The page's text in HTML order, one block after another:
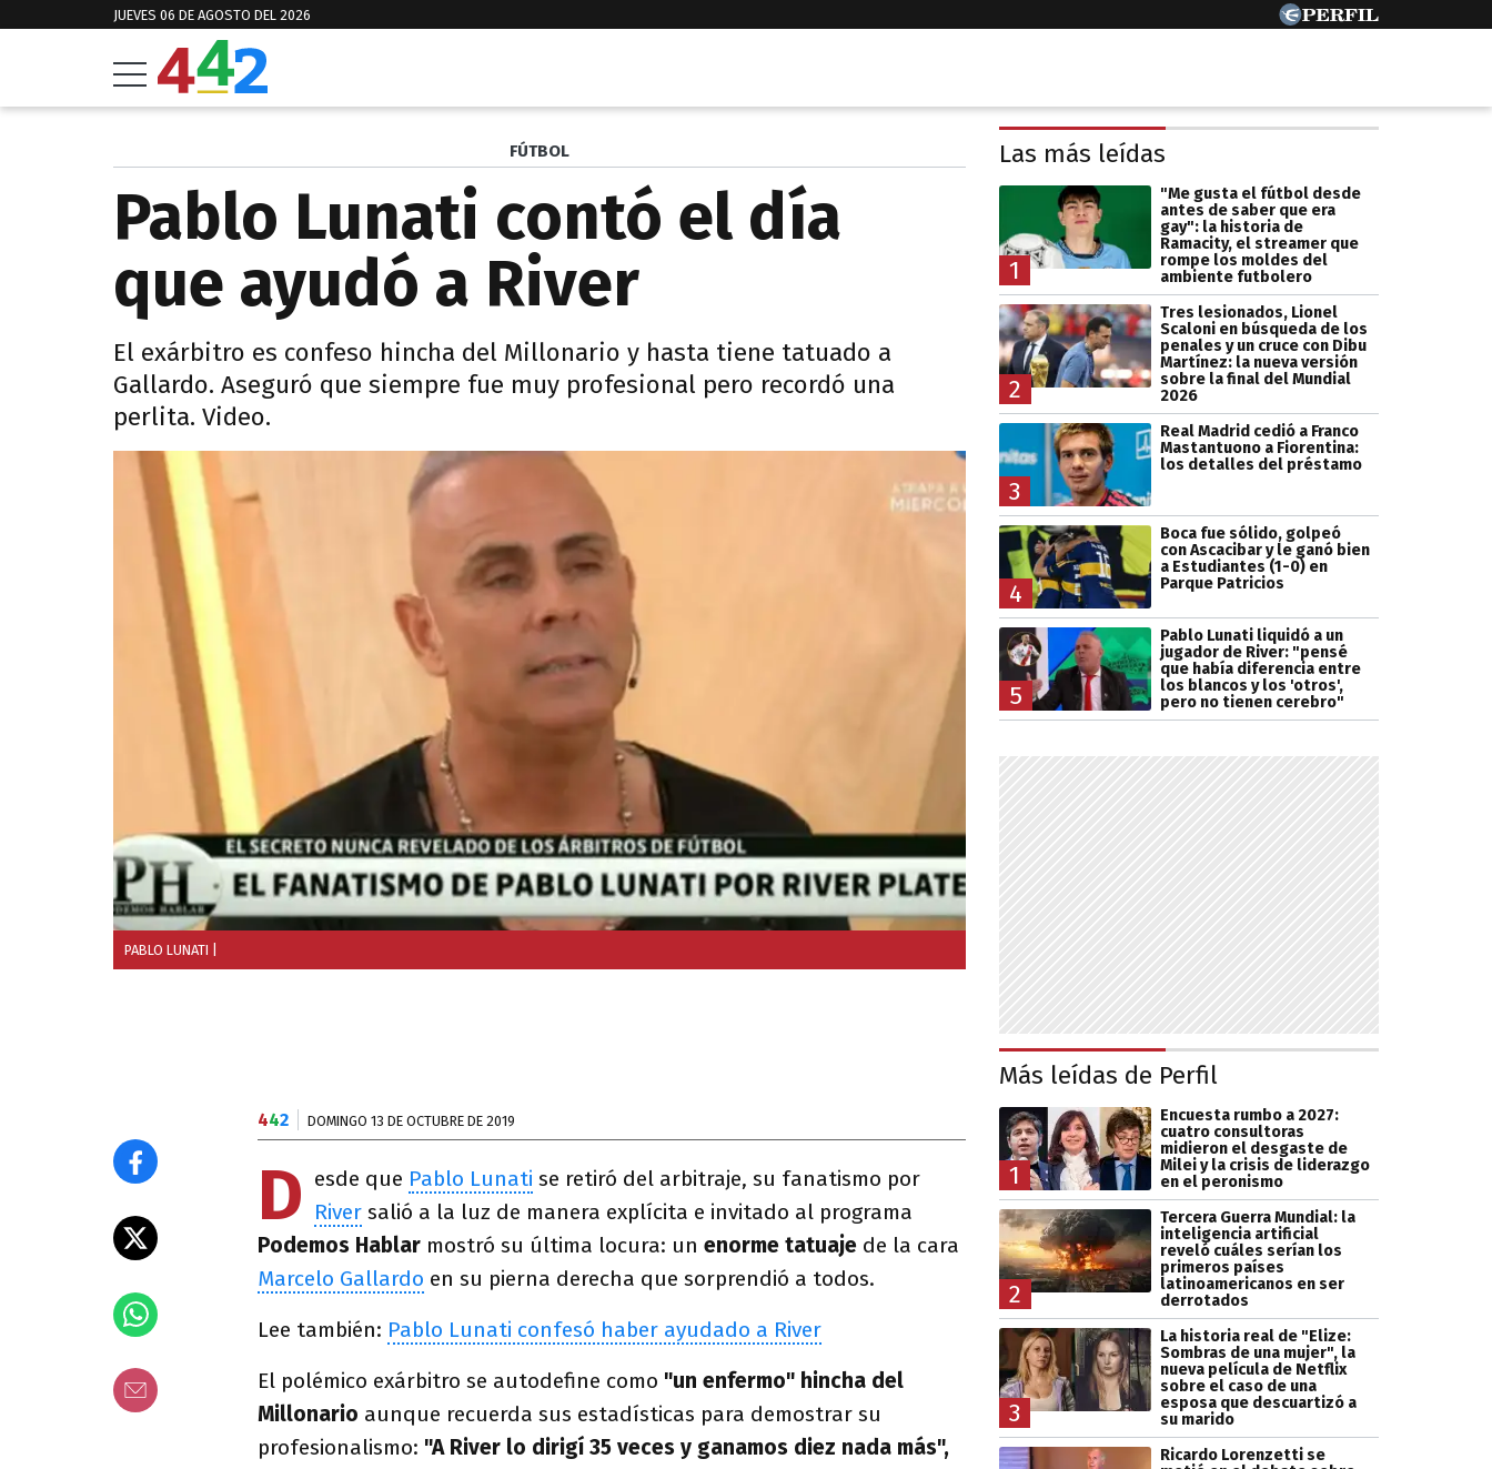
JUEVES 06 DE AGOSTO DEL 2026
FÚTBOL
Pablo Lunati contó el día
que ayudó a River
El exárbitro es confeso hincha del Millonario y hasta tiene tatuado a
Gallardo. Aseguró que siempre fue muy profesional pero recordó una
perlita. Video.
PABLO LUNATI
442 DOMINGO 13 DE OCTUBRE DE 2019
D esde que Pablo Lunati se retiró del arbitraje, su fanatismo por
River salió a la luz de manera explícita e invitado al programa
Podemos Hablar mostró su última locura: un enorme tatuaje de la cara
Marcelo Gallardo en su pierna derecha que sorprendió a todos.
Lee también: Pablo Lunati confesó haber ayudado a River
El polémico exárbitro se autodefine como "un enfermo" hincha del
Millonario aunque recuerda sus estadísticas para demostrar su
profesionalismo: "A River lo dirigí 35 veces y ganamos diez nada más",
Las más leídas
1
"Me gusta el fútbol desde
antes de saber que era
gay": la historia de
Ramacity, el streamer que
rompe los moldes del
ambiente futbolero
2
Tres lesionados, Lionel
Scaloni en búsqueda de los
penales y un cruce con Dibu
Martínez: la nueva versión
sobre la final del Mundial
2026
3
Real Madrid cedió a Franco
Mastantuono a Fiorentina:
los detalles del préstamo
4
Boca fue sólido, golpeó
con Ascacibar y le ganó bien
a Estudiantes (1-0) en
Parque Patricios
5
Pablo Lunati liquidó a un
jugador de River: "pensé
que había diferencia entre
los blancos y los 'otros',
pero no tienen cerebro"
Más leídas de Perfil
1
Encuesta rumbo a 2027:
cuatro consultoras
midieron el desgaste de
Milei y la crisis de liderazgo
en el peronismo
2
Tercera Guerra Mundial: la
inteligencia artificial
reveló cuáles serían los
primeros países
latinoamericanos en ser
derrotados
3
La historia real de "Elize:
Sombras de una mujer", la
nueva película de Netflix
sobre el caso de una
esposa que descuartizó a
su marido
Ricardo Lorenzetti se